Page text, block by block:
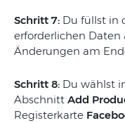
Schritt 7: Du füllst in
erforderlichen Daten
Änderungen am
Schritt 8: Du wählst
Abschnitt Add
Registerkarte